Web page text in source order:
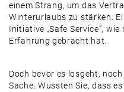
einem Strang, um das
Winterurlaubs zu stärken.
Initiative „Safe Service“,
Erfahrung gebracht hat.
Doch bevor es losgeht,
Sache. Wussten Sie, dass